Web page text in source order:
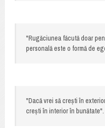
"Rugăciunea făcută doar
personală este o formă de
"Dacă vrei să crești în
crești în interior în bunătate".